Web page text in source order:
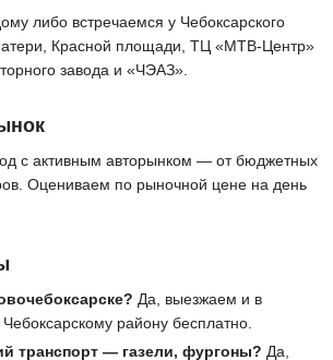
либо встречаемся у Чебоксарского
Красной площади, ТЦ «МТВ-Центр»
завода и «ЧЭАЗ».
с активным авторынком — от бюджетных
Оцениваем по рыночной цене на день
Да, выезжаем и в
району бесплатно.
транспорт — газели, фургоны? Да,